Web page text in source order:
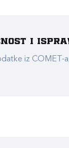
i
iz